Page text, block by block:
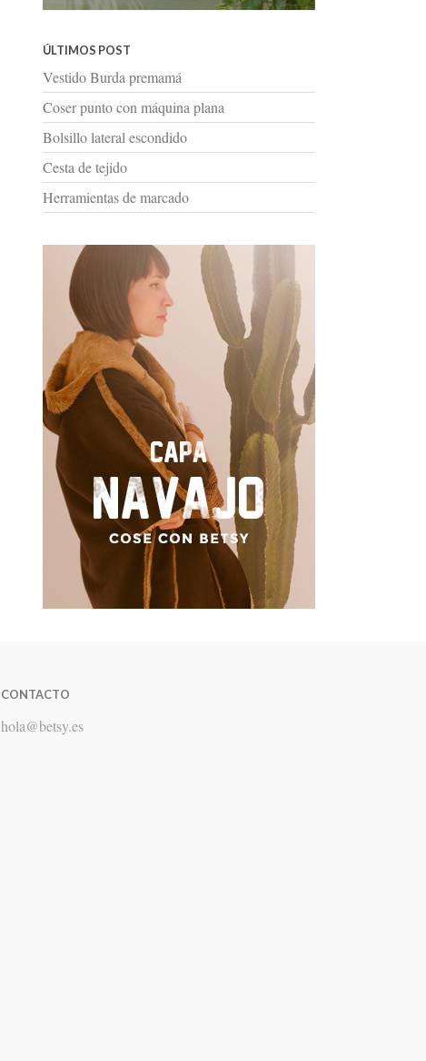
ÚLTIMOS POST
Vestido Burda premamá
Coser punto con máquina plana
Bolsillo lateral escondido
Cesta de tejido
Herramientas de marcado
CONTACTO
hola@betsy.es